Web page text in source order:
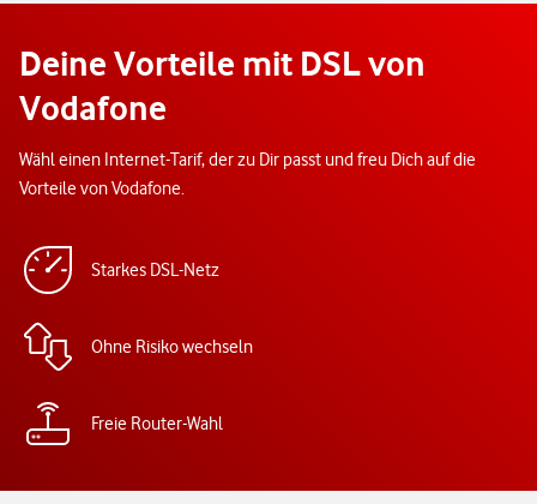
Deine Vorteile mit DSL von
Vodafone
Wähl einen Internet-Tarif, der zu Dir passt und freu Dich auf die
Vorteile von Vodafone.
Starkes DSL-Netz
Ohne Risiko wechseln
Freie Router-Wahl